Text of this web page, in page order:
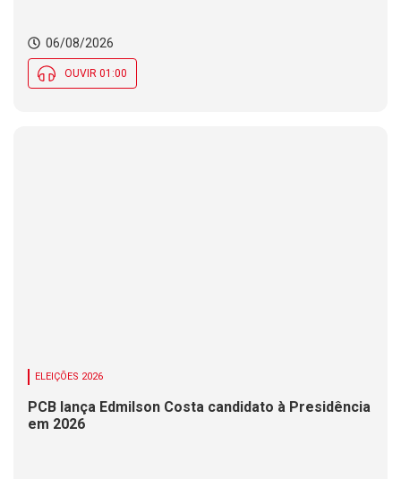
06/08/2026
OUVIR 01:00
ELEIÇÕES 2026
PCB lança Edmilson Costa candidato à Presidência
em 2026